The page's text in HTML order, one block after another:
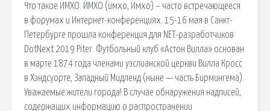
Что такое ИМХО. ИМХО (имхо, Имхо) – часто встречающееся
в форумах и Интернет-конференциях. 15-16 мая в Санкт-
Петербурге прошла конференция для NET-разработчиков
DotNext 2019 Piter. Футбольный клуб «Астон Вилла» основан
в марте 1874 года членами уэслианской церкви Вилла Кросс
в Хэндсуорте, Западный Мидленд (ныне — часть Бирмингема).
Уважаемые жители города! В случае обнаружения надписей,
содержащих информацию о распространении